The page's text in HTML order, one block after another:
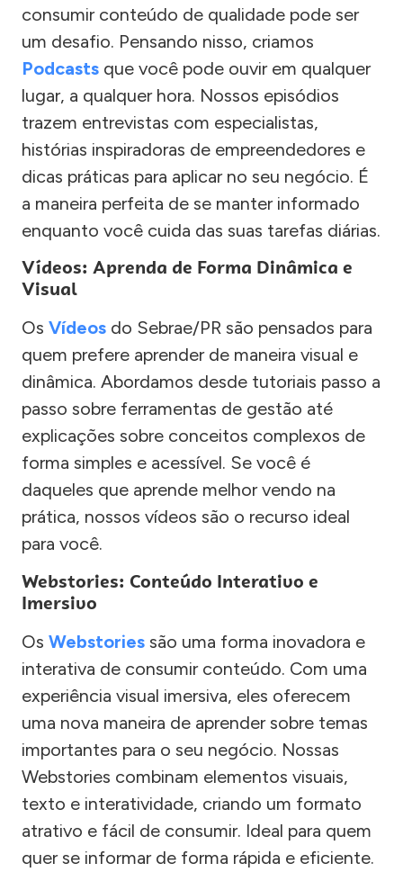
consumir conteúdo de qualidade pode ser
um desafio. Pensando nisso, criamos
Podcasts que você pode ouvir em qualquer
lugar, a qualquer hora. Nossos episódios
trazem entrevistas com especialistas,
histórias inspiradoras de empreendedores e
dicas práticas para aplicar no seu negócio. É
a maneira perfeita de se manter informado
enquanto você cuida das suas tarefas diárias.
Vídeos: Aprenda de Forma Dinâmica e
Visual
Os Vídeos do Sebrae/PR são pensados para
quem prefere aprender de maneira visual e
dinâmica. Abordamos desde tutoriais passo a
passo sobre ferramentas de gestão até
explicações sobre conceitos complexos de
forma simples e acessível. Se você é
daqueles que aprende melhor vendo na
prática, nossos vídeos são o recurso ideal
para você.
Webstories: Conteúdo Interativo e
Imersivo
Os Webstories são uma forma inovadora e
interativa de consumir conteúdo. Com uma
experiência visual imersiva, eles oferecem
uma nova maneira de aprender sobre temas
importantes para o seu negócio. Nossas
Webstories combinam elementos visuais,
texto e interatividade, criando um formato
atrativo e fácil de consumir. Ideal para quem
quer se informar de forma rápida e eficiente.